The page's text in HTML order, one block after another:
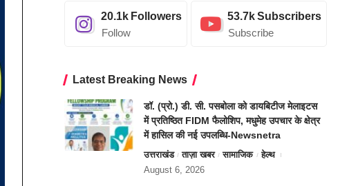
20.1k Followers
Follow
53.7kSubscribers
Subscribe
Latest Breaking News
डॉ. (प्रो.) डी. सी. पसबोला को डायबिटीज मेलाइटस
में प्रतिष्ठित FIDM फैलोशिप, मधुमेह उपचार के क्षेत्र
में हासिल की नई उपलब्धि-Newsnetra
उत्तराखंड ताज़ा खबर सामाजिक
हेल्थ
August 6, 2026